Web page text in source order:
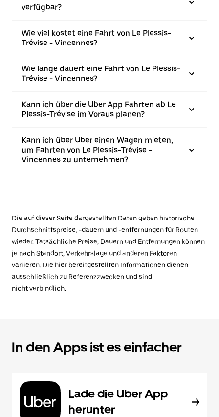
verfügbar?
Wie viel kostet eine Fahrt von Le Plessis-
Trévise - Vincennes?
Wie lange dauert eine Fahrt von Le Plessis-
Trévise - Vincennes?
Kann ich über die Uber App Fahrten ab Le
Plessis-Trévise im Voraus planen?
Kann ich über Uber einen Wagen mieten,
um Fahrten von Le Plessis-Trévise -
Vincennes zu unternehmen?
Die auf dieser Seite dargestellten Daten geben historische
Durchschnittspreise, -dauern und -entfernungen für Routen
wieder. Tatsächliche Preise, Dauern und Entfernungen können
je nach Standort, Verkehrslage und anderen Faktoren
variieren. Die hier bereitgestellten Informationen dienen
ausschließlich zu Referenzzwecken und sind
nicht verbindlich.
In den Apps ist es einfacher
Lade die Uber App
herunter